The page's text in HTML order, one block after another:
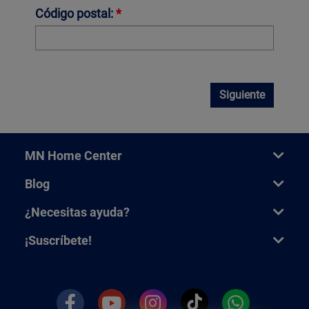
Código postal:*
Siguiente
MN Home Center
Blog
¿Necesitas ayuda?
¡Suscríbete!